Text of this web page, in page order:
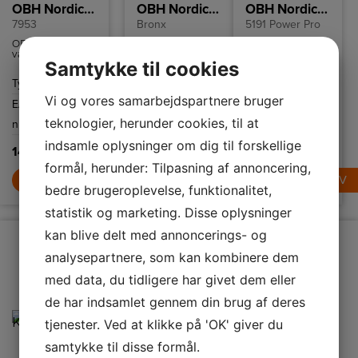
OBH Nordica Vakuumposer
7953
OBH Nordica
vakuumruller på
3 m x 22 cm.
Type
Vakuumposer
EAN
nummer
5708642079532
149,-
OBH Nordica Brødrister
Bronx
med syv
indstillinger,
brød samt
funktioner til
optøning,
genopvarmning
Effekt
870 W
Højde
197 mm
349,-
LÆG I KURV
OBH Nordica Hårtørrer
5191 Power Pro
koncentration af
ved tørring og
styling.
Effekt
Vægt
399,-
LÆG I KURV
Samtykke til cookies
Vi og vores samarbejdspartnere bruger
teknologier, herunder cookies, til at
indsamle oplysninger om dig til forskellige
formål, herunder: Tilpasning af annoncering,
bedre brugeroplevelse, funktionalitet,
statistik og marketing. Disse oplysninger
kan blive delt med annoncerings- og
analysepartnere, som kan kombinere dem
med data, du tidligere har givet dem eller
de har indsamlet gennem din brug af deres
tjenester. Ved at klikke på 'OK' giver du
samtykke til disse formål.